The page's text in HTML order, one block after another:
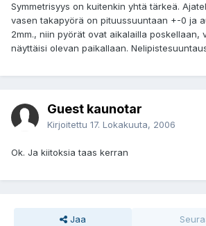
Symmetrisyys on kuitenkin yhtä tärkeä.
vasen takapyörä on pituussuuntaan +-0 ja
2mm., niin pyörät ovat aikalailla poskellaan,
näyttäisi olevan paikallaan.
Guest kaunotar
Kirjoitettu 17. Lokakuuta, 2006
Ok. Ja kiitoksia taas kerran
Jaa